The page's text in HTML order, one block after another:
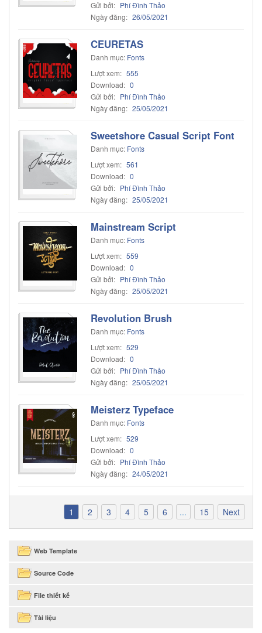
Gửi bởi: Phí Đình Thảo
Ngày đăng: 26/05/2021
CEURETAS
Danh mục: Fonts
Lượt xem: 555
Download: 0
Gửi bởi: Phí Đình Thảo
Ngày đăng: 25/05/2021
Sweetshore Casual Script Font
Danh mục: Fonts
Lượt xem: 561
Download: 0
Gửi bởi: Phí Đình Thảo
Ngày đăng: 25/05/2021
Mainstream Script
Danh mục: Fonts
Lượt xem: 559
Download: 0
Gửi bởi: Phí Đình Thảo
Ngày đăng: 25/05/2021
Revolution Brush
Danh mục: Fonts
Lượt xem: 529
Download: 0
Gửi bởi: Phí Đình Thảo
Ngày đăng: 25/05/2021
Meisterz Typeface
Danh mục: Fonts
Lượt xem: 529
Download: 0
Gửi bởi: Phí Đình Thảo
Ngày đăng: 24/05/2021
1 2 3 4 5 6 ... 15 Next
Web Template
Source Code
File thiết kế
Tài liệu